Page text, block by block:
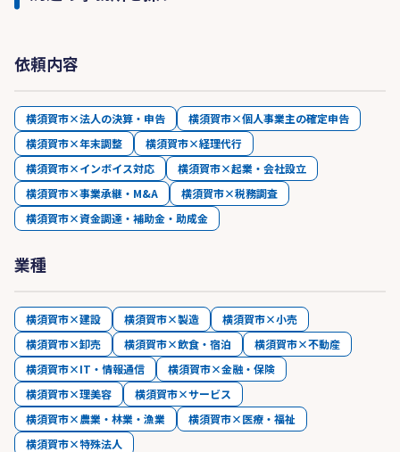
依頼内容
横須賀市×法人の決算・申告
横須賀市×個人事業主の確定申告
横須賀市×年末調整
横須賀市×経理代行
横須賀市×インボイス対応
横須賀市×起業・会社設立
横須賀市×事業承継・M&A
横須賀市×税務調査
横須賀市×資金調達・補助金・助成金
業種
横須賀市×建設 横須賀市×製造
横須賀市×小売
横須賀市×卸売
横須賀市×飲食・宿泊
横須賀市×不動産
横須賀市×IT・情報通信
横須賀市×金融・保険
横須賀市×理美容
横須賀市×サービス
横須賀市×農業・林業・漁業
横須賀市×医療・福祉
横須賀市×特殊法人